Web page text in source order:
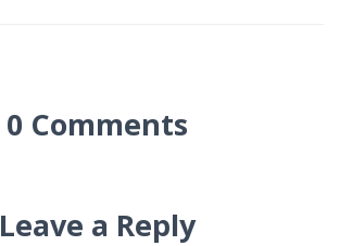
0 Comments
Leave a Reply